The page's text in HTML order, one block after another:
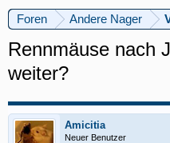
Foren Andere Nager
Rennmäuse nach
weiter?
Amicitia
Neuer Benutzer